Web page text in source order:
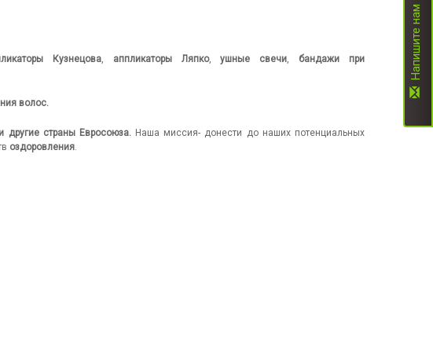
Кузнецова, аппликаторы Ляпко,ушные свечи,бандажи при
волос.
другие страны Евросоюза.Наша миссия- донести до наших потенциальных
оздоровления.
Напишите нам